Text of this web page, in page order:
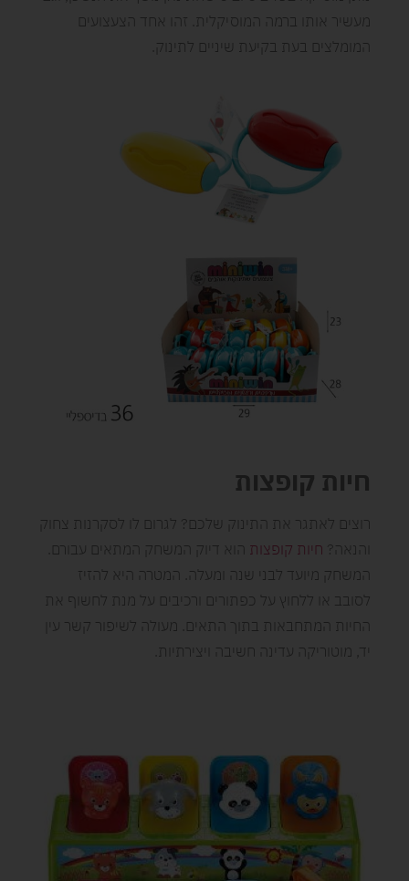
מעשיר אותו ברמה המוסיקלית. זהו אחד הצעצועים
המומלצים בעת בקיעת שיניים לתינוק.
חיות קופצות
רוצים לאתגר את התינוק שלכם? לגרום לו לסקרנות צחוק
והנאה? חיות קופצות הוא דיוק המשחק המתאים עבורם.
המשחק מיועד לבני שנה ומעלה. המטרה היא להזיז
לסובב או ללחוץ על כפתורים ורכיבים על מנת לחשוף את
החיות המתחבאות בתוך התאים. מעולה לשיפור קשר עין
יד, מוטוריקה עדינה חשיבה ויצירתיות.